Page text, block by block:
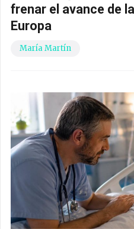
frenar el avance de
Europa
María Martín